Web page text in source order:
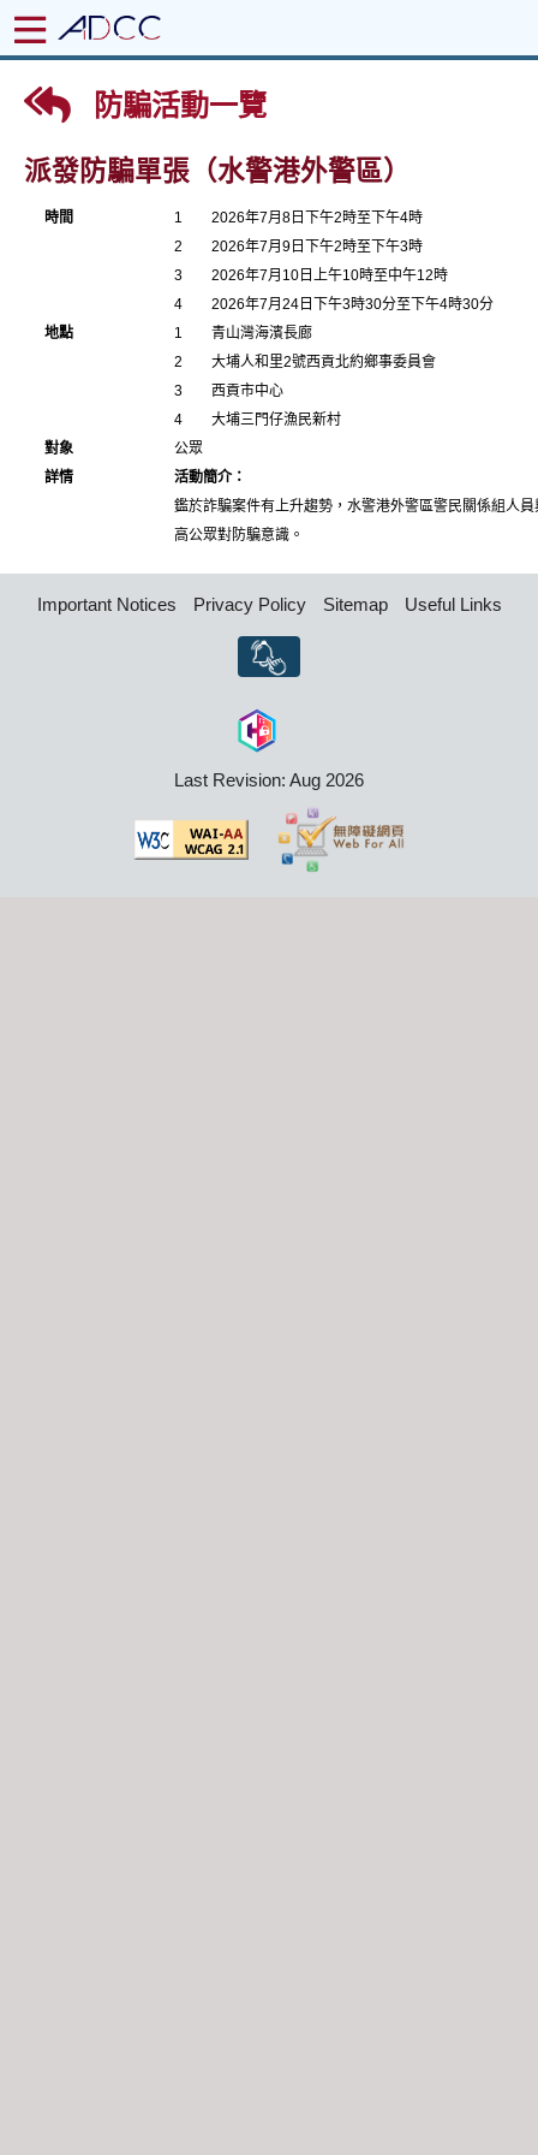
防騙活動一覽
派發防騙單張（水警港外警區）
時間
1
2
3
4
2026年7月8日下午2時至下午4時
2026年7月9日下午2時至下午3時
2026年7月10日上午10時至中午12時
2026年7月24日下午3時30分至下午4時30分
地點
1
2
3
4
青山灣海濱長廊
大埔人和里2號西貢北約鄉事委員會
西貢市中心
大埔三門仔漁民新村
對象
公眾
詳情
活動簡介：
鑑於詐騙案件有上升趨勢，水警港外警區警民關係組人
高公眾對防騙意識。
Important Notices Privacy Policy Sitemap Useful Links
Last Revision: Aug 2026